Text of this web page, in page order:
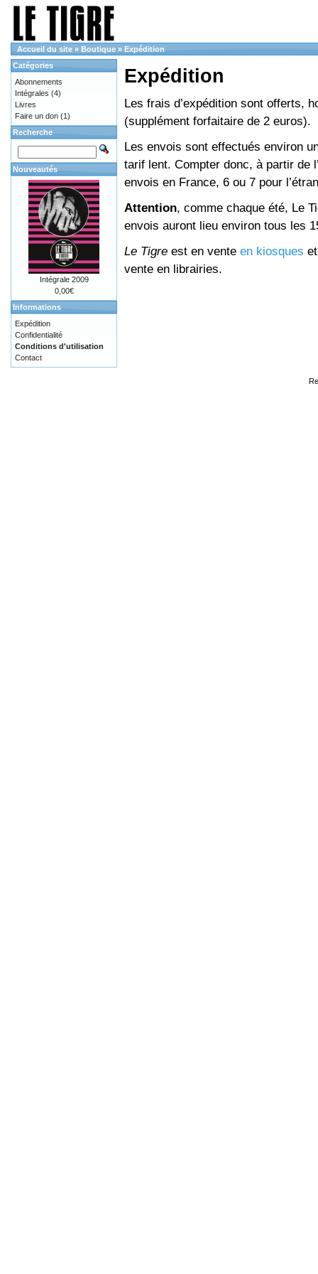
Accueil du site » Boutique » Expédition
Expédition
Les frais d’expédition sont offerts,
(supplément forfaitaire de 2 euros).
Les envois sont effectués environ
tarif lent. Compter donc, à partir de
envois en France, 6 ou 7 pour
Attention, comme chaque été, Le
envois auront lieu environ tous les
Le Tigre est en vente en kiosques
vente en librairies.
Catégories
Abonnements
Intégrales (4)
Livres
Faire un don (1)
Recherche
Nouveautés
Intégrale 2009
0,00€
Informations
Expédition
Confidentialité
Conditions d'utilisation
Contact